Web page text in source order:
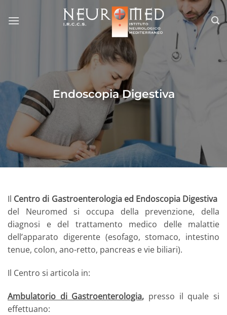
Endoscopia Digestiva
Il Centro di Gastroenterologia ed Endoscopia Digestiva
del Neuromed si occupa della prevenzione, della
diagnosi e del trattamento medico delle malattie
dell’apparato digerente (esofago, stomaco, intestino
tenue, colon, ano-retto, pancreas e vie biliari).
Il Centro si articola in:
Ambulatorio di Gastroenterologia, presso il quale si
effettuano: